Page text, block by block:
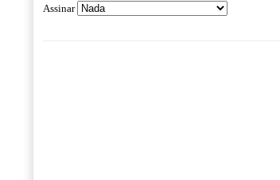
Assinar